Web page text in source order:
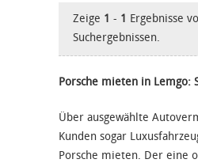
Zeige 1 - 1 Ergebnisse
Suchergebnissen.
Porsche mieten in Lemgo:
Über ausgewählte
Kunden sogar
Porsche mieten. Der eine